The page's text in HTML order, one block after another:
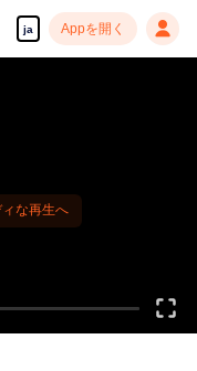
ja Appを開く
な再生へ